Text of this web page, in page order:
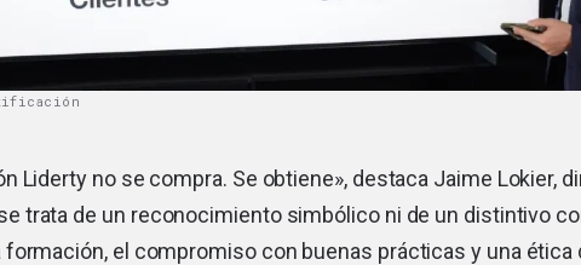
Liderty no se compra. Se obtiene», destaca Jaime Lokier,
trata de un reconocimiento simbólico ni de un distintivo
formación, el compromiso con buenas prácticas y una ética